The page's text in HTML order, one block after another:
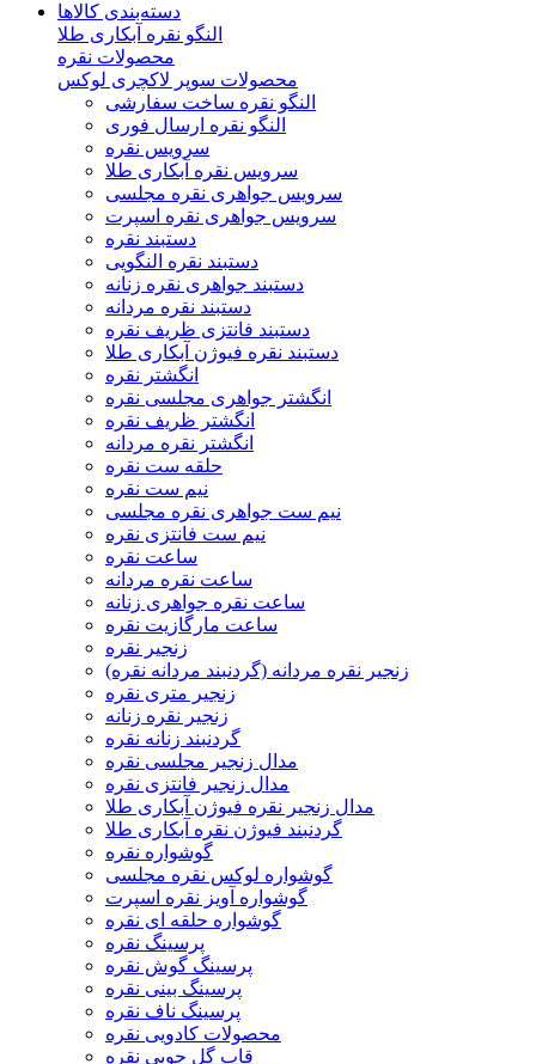
دسته‌بندی‌ کالاها
النگو نقره آبکاری طلا
محصولات نقره
محصولات سوپر لاکچری لوکس
النگو نقره ساخت سفارشی
النگو نقره ارسال فوری
سرویس نقره
سرویس نقره آبکاری طلا
سرویس جواهری نقره مجلسی
سرویس جواهری نقره اسپرت
دستبند نقره
دستبند نقره النگویی
دستبند جواهری نقره زنانه
دستبند نقره مردانه
دستبند فانتزی ظریف نقره
دستبند نقره فیوژن آبکاری طلا
انگشتر نقره
انگشتر جواهری مجلسی نقره
انگشتر ظریف نقره
انگشتر نقره مردانه
حلقه ست نقره
نیم ست نقره
نیم ست جواهری نقره مجلسی
نیم ست فانتزی نقره
ساعت نقره
ساعت نقره مردانه
ساعت نقره جواهری زنانه
ساعت مارگازیت نقره
زنجیر نقره
زنجیر نقره مردانه (گردنبند مردانه نقره)
زنجیر متری نقره
زنجیر نقره زنانه
گردنبند زنانه نقره
مدال زنجیر مجلسی نقره
مدال زنجیر فانتزی نقره
مدال زنجیر نقره فیوژن آبکاری طلا
گردنبند فیوژن نقره آبکاری طلا
گوشواره نقره
گوشواره لوکس نقره مجلسی
گوشواره آویز نقره اسپرت
گوشواره حلقه ای نقره
پرسینگ نقره
پرسینگ گوش نقره
پرسینگ بینی نقره
پرسینگ ناف نقره
محصولات کادویی نقره
قاب گل چوبی نقره